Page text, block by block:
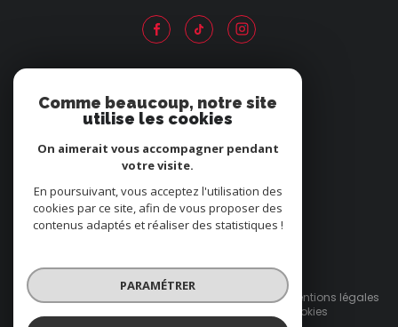
ADHÉRENTS
Nous adhérons
© 2026 | Tous droits réservés
Mentions légales
Cookies
Comme beaucoup, notre site
utilise les cookies
On aimerait vous accompagner pendant
votre visite.
En poursuivant, vous acceptez l'utilisation des
cookies par ce site, afin de vous proposer des
contenus adaptés et réaliser des statistiques !
PARAMÉTRER